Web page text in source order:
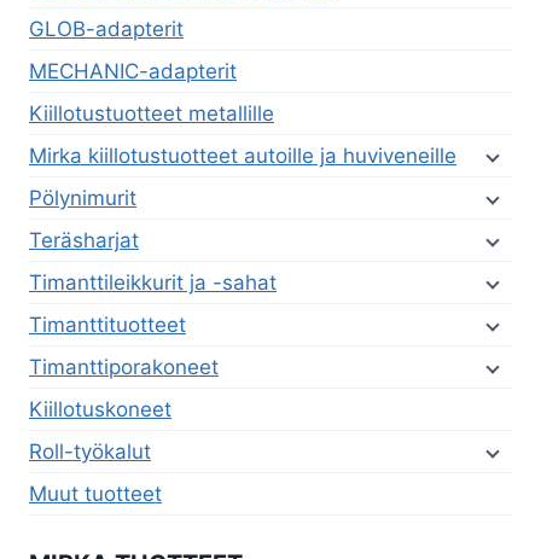
GLOB-adapterit
MECHANIC-adapterit
Kiillotustuotteet metallille
Mirka kiillotustuotteet autoille ja huviveneille
Pölynimurit
Teräsharjat
Timanttileikkurit ja -sahat
Timanttituotteet
Timanttiporakoneet
Kiillotuskoneet
Roll-työkalut
Muut tuotteet